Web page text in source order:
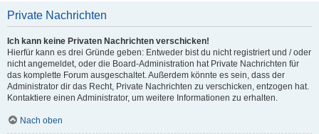
Private Nachrichten
Ich kann keine Privaten Nachrichten verschicken!
Hierfür kann es drei Gründe geben: Entweder bist du nicht registriert und / oder
nicht angemeldet, oder die Board-Administration hat Private Nachrichten für
das komplette Forum ausgeschaltet. Außerdem könnte es sein, dass der
Administrator dir das Recht, Private Nachrichten zu verschicken, entzogen hat.
Kontaktiere einen Administrator, um weitere Informationen zu erhalten.
Nach oben